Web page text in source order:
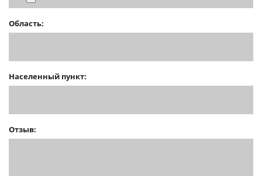
Область:
Населенный пункт:
Отзыв: